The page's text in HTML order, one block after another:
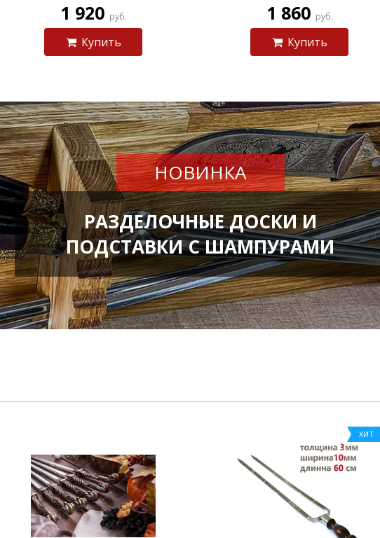
1 920 руб.
Купить
1 860 руб.
Купить
НОВИНКА
РАЗДЕЛОЧНЫЕ ДОСКИ И
ПОДСТАВКИ С ШАМПУРАМИ
ХИТ